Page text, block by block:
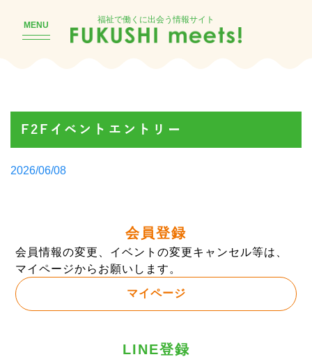
MENU
福祉で働くに出会う情報サイト
F2Fイベントエントリー
Posted
2026/06/08
会員登録
会員情報の変更、イベントの変更キャンセル等は、
マイページからお願いします。
マイページ
LINE登録